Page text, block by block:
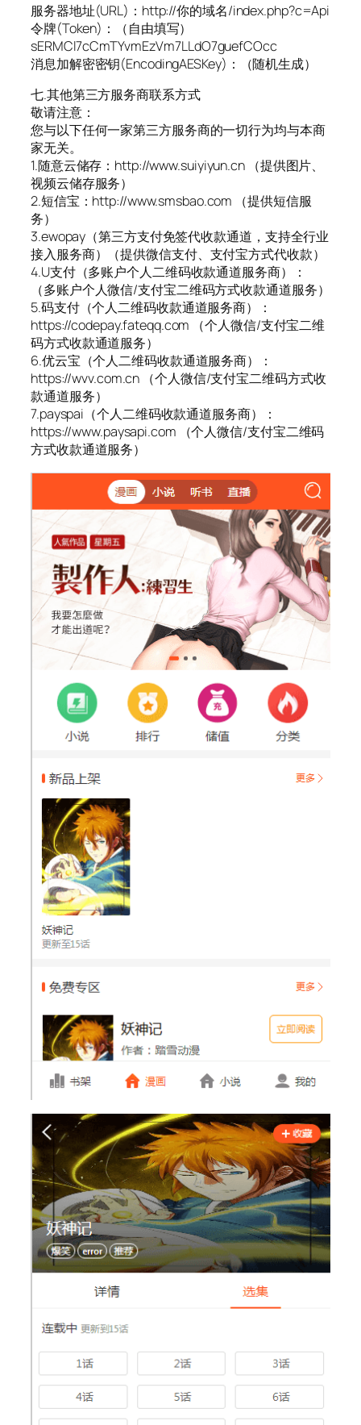
服务器地址(URL)：http://你的域名/index.php?c=Api
令牌(Token)：（自由填写）
sERMCl7cCmTYvmEzVm7LLdO7guefCOcc
消息加解密密钥(EncodingAESKey)：（随机生成）
七.其他第三方服务商联系方式
敬请注意：
您与以下任何一家第三方服务商的一切行为均与本商
家无关。
1.随意云储存：http://www.suiyiyun.cn （提供图片、
视频云储存服务）
2.短信宝：http://www.smsbao.com （提供短信服
务）
3.ewopay（第三方支付免签代收款通道，支持全行业
接入服务商）（提供微信支付、支付宝方式代收款）
4.U支付（多账户个人二维码收款通道服务商）：
（多账户个人微信/支付宝二维码方式收款通道服务）
5.码支付（个人二维码收款通道服务商）：
https://codepay.fateqq.com （个人微信/支付宝二维
码方式收款通道服务）
6.优云宝（个人二维码收款通道服务商）：
https://wvv.com.cn （个人微信/支付宝二维码方式收
款通道服务）
7.payspai（个人二维码收款通道服务商）：
https://www.paysapi.com （个人微信/支付宝二维码
方式收款通道服务）